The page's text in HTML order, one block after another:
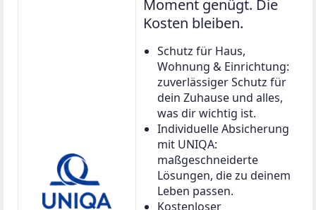
Moment genügt. Die
Kosten bleiben.
Schutz für Haus,
Wohnung & Einrichtung:
zuverlässiger Schutz für
dein Zuhause und alles,
was dir wichtig ist.
Individuelle Absicherung
mit UNIQA:
maßgeschneiderte
Lösungen, die zu deinem
Leben passen.
Kostenloser